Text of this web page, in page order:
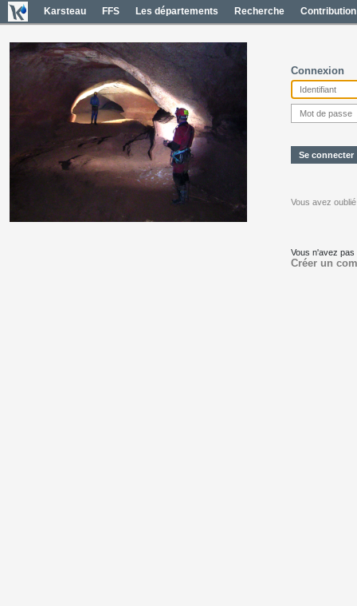
Karsteau FFS Les départements Recherche Contribution
Connexion
Vous avez
Vous n'avez
Créer un